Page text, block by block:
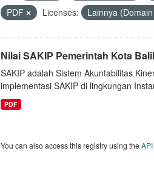
PDF
Licenses: Lainnya
Nilai SAKIP Pemerintah Kota
SAKIP adalah Sistem Akuntabilitas
implementasi SAKIP di lingkungan
PDF
You can also access this registry using theAPI